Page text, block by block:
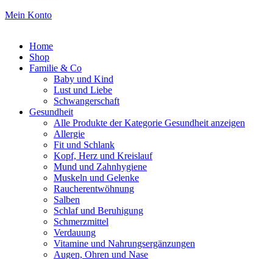
Mein Konto
Home
Shop
Familie & Co
Baby und Kind
Lust und Liebe
Schwangerschaft
Gesundheit
Alle Produkte der Kategorie Gesundheit anzeigen
Allergie
Fit und Schlank
Kopf, Herz und Kreislauf
Mund und Zahnhygiene
Muskeln und Gelenke
Raucherentwöhnung
Salben
Schlaf und Beruhigung
Schmerzmittel
Verdauung
Vitamine und Nahrungsergänzungen
Augen, Ohren und Nase